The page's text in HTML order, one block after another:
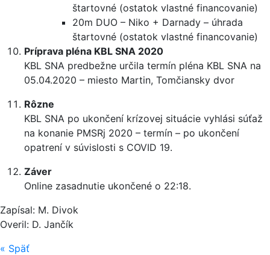
štartovné (ostatok vlastné financovanie)
20m DUO – Niko + Darnady – úhrada
štartovné (ostatok vlastné financovanie)
Príprava pléna KBL SNA 2020
KBL SNA predbežne určila termín pléna KBL SNA na
05.04.2020 – miesto Martin, Tomčiansky dvor
Rôzne
KBL SNA po ukončení krízovej situácie vyhlási súťaž
na konanie PMSRj 2020 – termín – po ukončení
opatrení v súvislosti s COVID 19.
Záver
Online zasadnutie ukončené o 22:18.
Zapísal: M. Divok
Overil: D. Jančík
« Späť